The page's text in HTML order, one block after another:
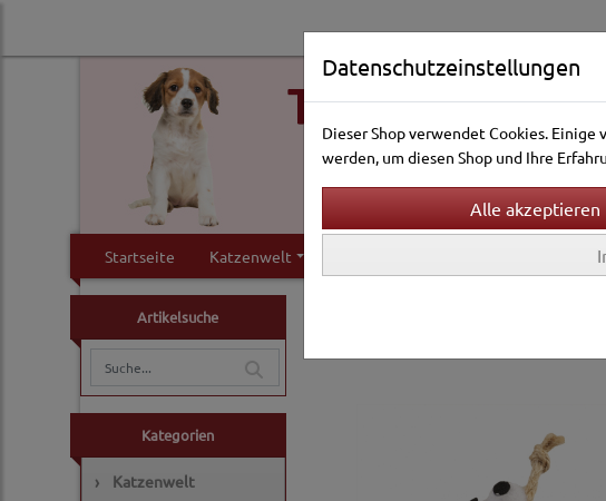
Startseite Katzenwelt
Artikelsuche
Kategorien
› Katzenwelt
Datenschutzeinstellungen
Dieser Shop verwendet Cookies.
werden, um diesen Shop und Ihre